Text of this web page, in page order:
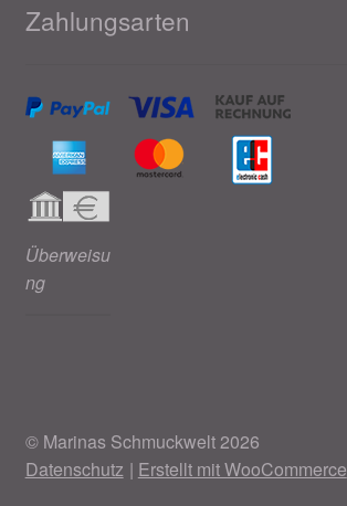
Zahlungsarten
Überweisu
ng
© Marinas Schmuckwelt 2026
Datenschutz
Erstellt mit WooCommerce